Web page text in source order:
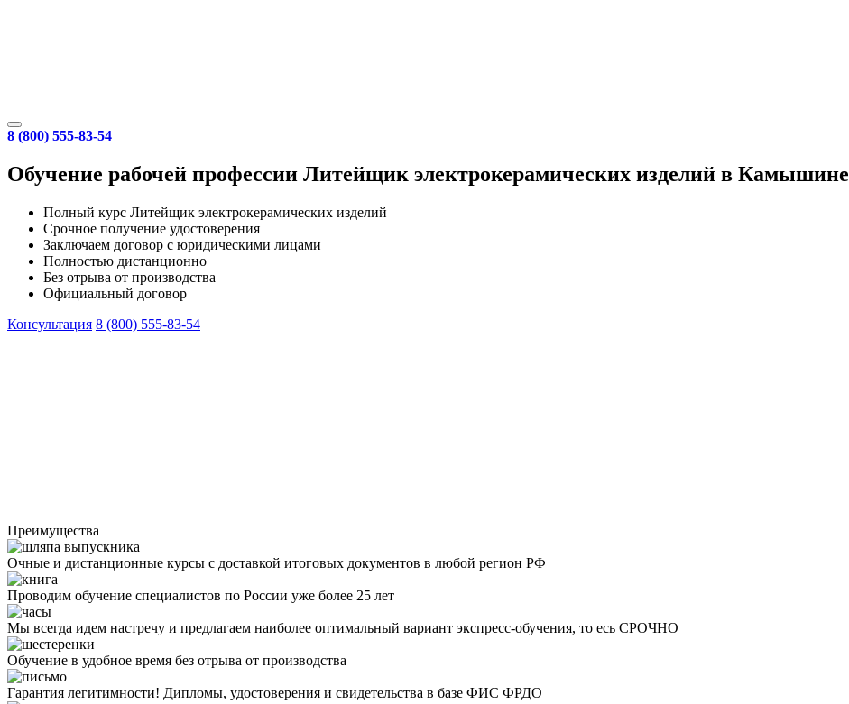
8 (800) 555-83-54
Обучение рабочей профессии Литейщик электрокерамических изделий в Камышине
Полный курс Литейщик электрокерамических изделий
Срочное получение удостоверения
Заключаем договор с юридическими лицами
Полностью дистанционно
Без отрыва от производства
Официальный договор
Консультация 8 (800) 555-83-54
Преимущества
Очные и дистанционные курсы с доставкой итоговых документов в любой регион РФ
Проводим обучение специалистов по России уже более 25 лет
Мы всегда идем настречу и предлагаем наиболее оптимальный вариант экспресс-обучения, то есь СРОЧНО
Обучение в удобное время без отрыва от производства
Гарантия легитимности! Дипломы, удостоверения и свидетельства в базе ФИС ФРДО